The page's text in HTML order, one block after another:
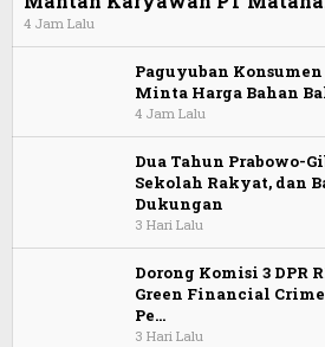
4 Jam Lalu
Paguyuban
Minta Harga Bahan
4 Jam Lalu
Dua Tahun Prabowo-
Sekolah Rakyat, dan
Dukungan
3 Hari Lalu
Dorong Komisi 3 DPR
Green Financial
Pe…
3 Hari Lalu